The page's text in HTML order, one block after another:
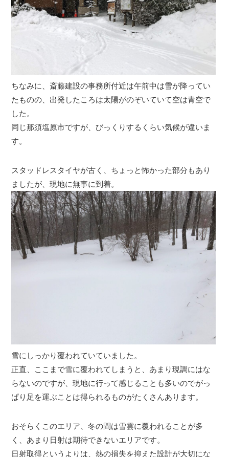
ちなみに、斎藤建設の事務所付近は午前中は雪が降ってい
たものの、出発したころは太陽がのぞいていて空は青空で
した。
同じ那須塩原市ですが、びっくりするくらい気候が違いま
す。
スタッドレスタイヤが古く、ちょっと怖かった部分もあり
ましたが、現地に無事に到着。
雪にしっかり覆われていていました。
正直、ここまで雪に覆われてしまうと、あまり現調にはな
らないのですが、現地に行って感じることも多いのでがっ
ぱり足を運ぶことは得られるものがたくさんあります。
おそらくこのエリア、冬の間は雪雲に覆われることが多
く、あまり日射は期待できないエリアです。
日射取得というよりは、熱の損失を抑えた設計が大切にな